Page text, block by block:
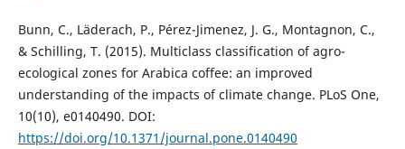
Bunn, C., Läderach, P., Pérez-Jimenez, J. G., Montagnon, C.,
& Schilling, T. (2015). Multiclass classification of agro-
ecological zones for Arabica coffee: an improved
understanding of the impacts of climate change. PLoS One,
10(10), e0140490. DOI:
https://doi.org/10.1371/journal.pone.0140490